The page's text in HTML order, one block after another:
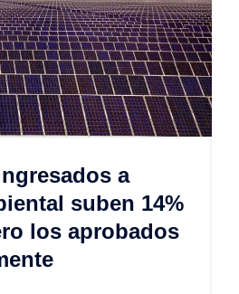
a
suben 14%
los aprobados